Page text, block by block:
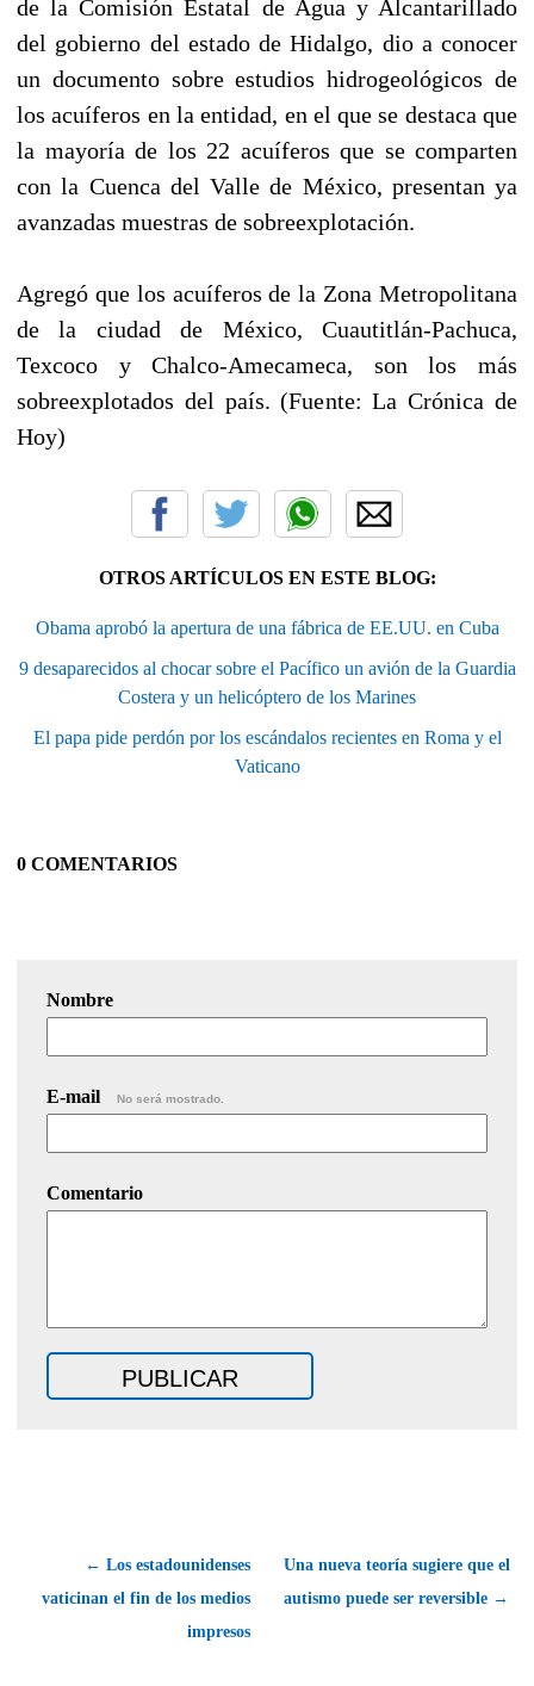
de la Comisión Estatal de Agua y Alcantarillado
del gobierno del estado de Hidalgo, dio a conocer
un documento sobre estudios hidrogeológicos de
los acuíferos en la entidad, en el que se destaca que
la mayoría de los 22 acuíferos que se comparten
con la Cuenca del Valle de México, presentan ya
avanzadas muestras de sobreexplotación.
Agregó que los acuíferos de la Zona Metropolitana
de la ciudad de México, Cuautitlán-Pachuca,
Texcoco y Chalco-Amecameca, son los más
sobreexplotados del país. (Fuente: La Crónica de
Hoy)
OTROS ARTÍCULOS EN ESTE BLOG:
Obama aprobó la apertura de una fábrica de EE.UU. en Cuba
9 desaparecidos al chocar sobre el Pacífico un avión de la Guardia
Costera y un helicóptero de los Marines
El papa pide perdón por los escándalos recientes en Roma y el
Vaticano
0 COMENTARIOS
Nombre
E-mail No será mostrado.
Comentario
← Los estadounidenses
vaticinan el fin de los medios
impresos
Una nueva teoría sugiere que el
autismo puede ser reversible →